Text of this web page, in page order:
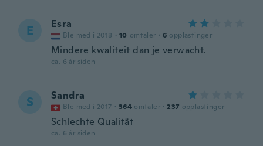
E Esra
Ble med i 2018 · 10 omtaler · 6 opplastinger
Mindere kwaliteit dan je verwacht.
ca. 6 år siden
S Sandra
Ble med i 2017 · 364 omtaler · 237 opplastinger
Schlechte Qualität
ca. 6 år siden